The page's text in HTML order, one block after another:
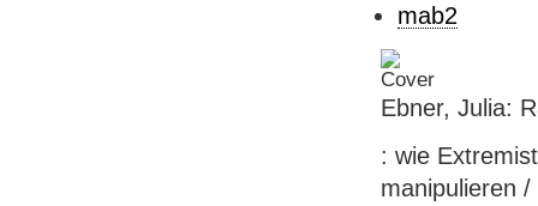
mab2
Ebner, Julia:
: wie
manipulieren